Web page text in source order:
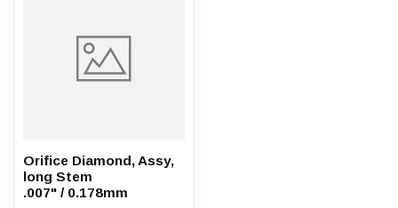
Orifice Diamond, Assy,
long Stem
.007" / 0.178mm